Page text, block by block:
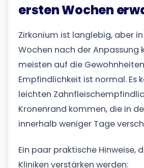
ersten Wochen
Zirkonium ist langlebig, aber
Wochen nach der Anpassung
meisten auf die
Empfindlichkeit ist normal. Es
leichten
Kronenrand kommen, die in
innerhalb weniger Tage
Ein paar praktische Hinweise,
Kliniken verstärken werden: